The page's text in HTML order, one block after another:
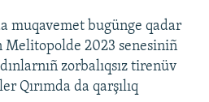
muqavemet bugünge qadar
Melitopolde 2023 senesiniñ
zorbalıqsız tirenüv
Qırımda da qarşılıq